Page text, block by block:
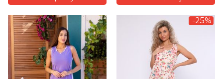
-25%